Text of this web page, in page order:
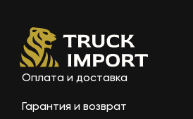
Оплата и доставка
Гарантия и возврат